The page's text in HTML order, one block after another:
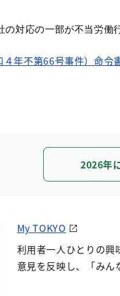
対応の一部が不当労働
年不第66号事件）命令
2026年
My TOKYO
利用者一人ひとりの興
意見を反映し、「みん